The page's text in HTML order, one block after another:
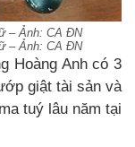
– Ảnh: CA ĐN
– Ảnh: CA ĐN
Hoàng Anh có 3
giật tài sản và
tuý lâu năm tại